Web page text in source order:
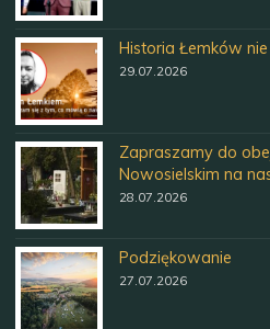
Historia Łemków
29.07.2026
Zapraszamy do
Nowosielskim na
28.07.2026
Podziękowanie
27.07.2026